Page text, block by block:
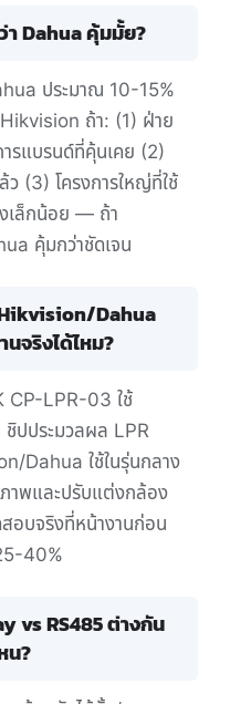
Dahua คุ้มมั้ย?
ประมาณ 10-15%
ถ้า: (1) ฝ่าย
รแบรนด์ที่คุ้นเคย (2)
(3) โครงการใหญ่ที่ใช้
เล็กน้อย — ถ้า
คุ้มกว่าชัดเจน
Dahua
จริงได้ไหม?
CP-LPR-03 ใช้
ชิปประมวลผล LPR
Dahua ใช้ในรุ่นกลาง
พและปรับแต่งกล้อง
อบจริงที่หน้างานก่อน
40%
vs RS485 ต่างกัน
น?